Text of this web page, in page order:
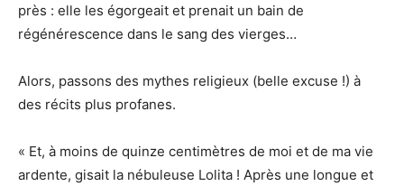
près : elle les égorgeait et prenait un bain de
régénérescence dans le sang des vierges…
Alors, passons des mythes religieux (belle excuse !) à
des récits plus profanes.
« Et, à moins de quinze centimètres de moi et de ma vie
ardente, gisait la nébuleuse Lolita ! Après une longue et